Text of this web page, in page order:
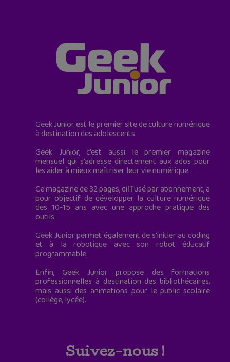
Geek Junior est le premier site de culture numérique
à destination des adolescents.
Geek Junior, c’est aussi le premier magazine
mensuel qui s’adresse directement aux ados pour
les aider à mieux maîtriser leur vie numérique.
Ce magazine de 32 pages, diffusé par abonnement, a
pour objectif de développer la culture numérique
des 10-15 ans avec une approche pratique des
outils.
Geek Junior permet également de s'initier au coding
et à la robotique avec son robot éducatif
programmable.
Enfin, Geek Junior propose des formations
professionnelles à destination des bibliothécaires,
mais aussi des animations pour le public scolaire
(collège, lycée).
Suivez-nous !